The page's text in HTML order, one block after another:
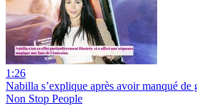
1:26
Nabilla s’explique après avoir manqué de
Non Stop People